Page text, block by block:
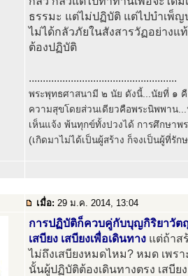
ธรรมะ แต่ไม่ปฏิบัติ แต่ไปบำเพ็
ไม่ได้กลัวภัยในสังสารวัฏอย่างแ
ต้องปฏิบัติ
.....................................................
พระพุทธศาสนามี ๒ นัย ดังนี้...นัยที่ ๑ คื
ความสุขโดยส่วนเดียวคือพระนิพพาน
เห็นแจ้ง พ้นทุกข์ทั้งปวงได้ การศึกษาพ
(เกิดมาไม่ได้เป็นผู้สร้าง ก็จงเป็นผู้ที่รั
เมื่อ: 29 ม.ค. 2014, 13:04
การปฏิบัติก็ควบคู่กับบุญกิริยาวัต
เสบียง เสบียงเพื่อเดินทาง แต่ถ้าส
ไม่ถึงเสบียงหมดไหม? หมด เพร
นั้นผู้ปฏิบัติต้องเดินทางตรง เสบี